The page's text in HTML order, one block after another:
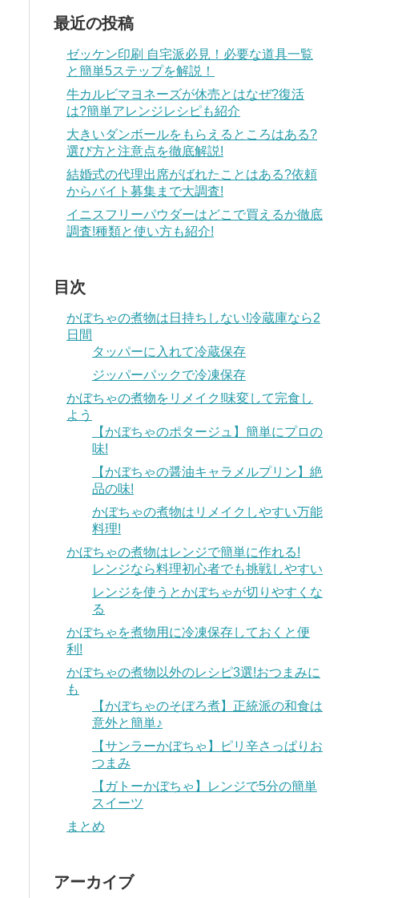
最近の投稿
ゼッケン印刷 自宅派必見！必要な道具一覧
と簡単5ステップを解説！
牛カルビマヨネーズが休売とはなぜ?復活
は?簡単アレンジレシピも紹介
大きいダンボールをもらえるところはある?
選び方と注意点を徹底解説!
結婚式の代理出席がばれたことはある?依頼
からバイト募集まで大調査!
イニスフリーパウダーはどこで買えるか徹底
調査!種類と使い方も紹介!
目次
かぼちゃの煮物は日持ちしない!冷蔵庫なら2
日間
タッパーに入れて冷蔵保存
ジッパーパックで冷凍保存
かぼちゃの煮物をリメイク!味変して完食し
よう
【かぼちゃのポタージュ】簡単にプロの
味!
【かぼちゃの醤油キャラメルプリン】絶
品の味!
かぼちゃの煮物はリメイクしやすい万能
料理!
かぼちゃの煮物はレンジで簡単に作れる!
レンジなら料理初心者でも挑戦しやすい
レンジを使うとかぼちゃが切りやすくな
る
かぼちゃを煮物用に冷凍保存しておくと便
利!
かぼちゃの煮物以外のレシピ3選!おつまみに
も
【かぼちゃのそぼろ煮】正統派の和食は
意外と簡単♪
【サンラーかぼちゃ】ピリ辛さっぱりお
つまみ
【ガトーかぼちゃ】レンジで5分の簡単
スイーツ
まとめ
アーカイブ